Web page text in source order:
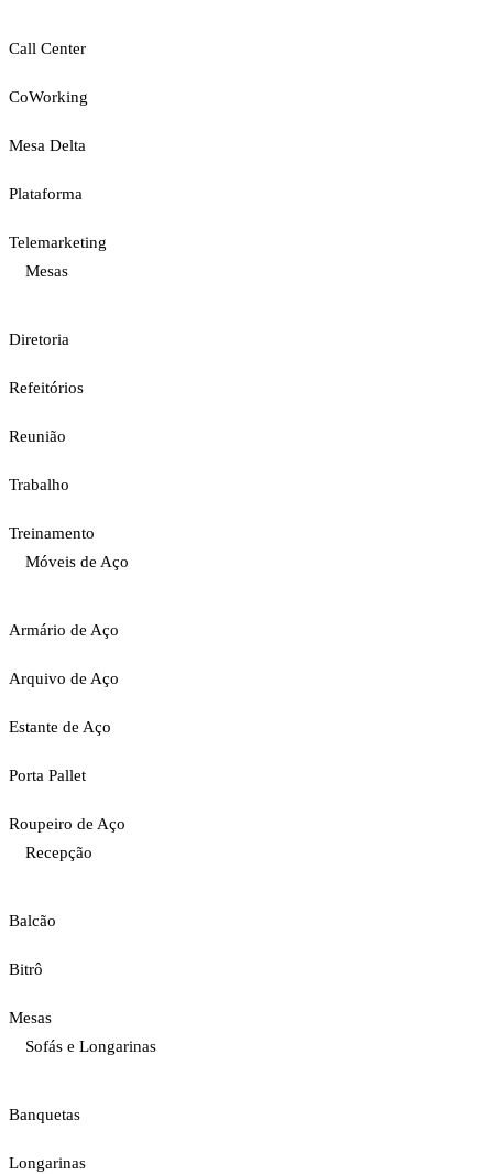
Call Center
CoWorking
Mesa Delta
Plataforma
Telemarketing
Mesas
Diretoria
Refeitórios
Reunião
Trabalho
Treinamento
Móveis de Aço
Armário de Aço
Arquivo de Aço
Estante de Aço
Porta Pallet
Roupeiro de Aço
Recepção
Balcão
Bitrô
Mesas
Sofás e Longarinas
Banquetas
Longarinas